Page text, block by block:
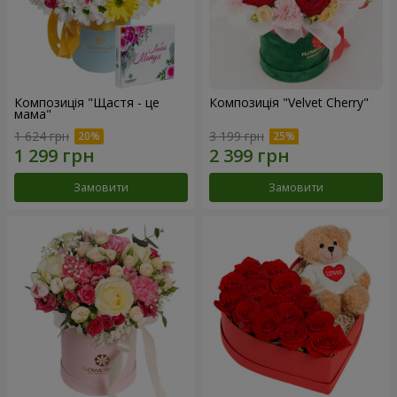
Композиція "Щастя - це
мама"
1 624 грн
Замовити
Композиція "Velvet Cherry"
3 199 грн
Замовити